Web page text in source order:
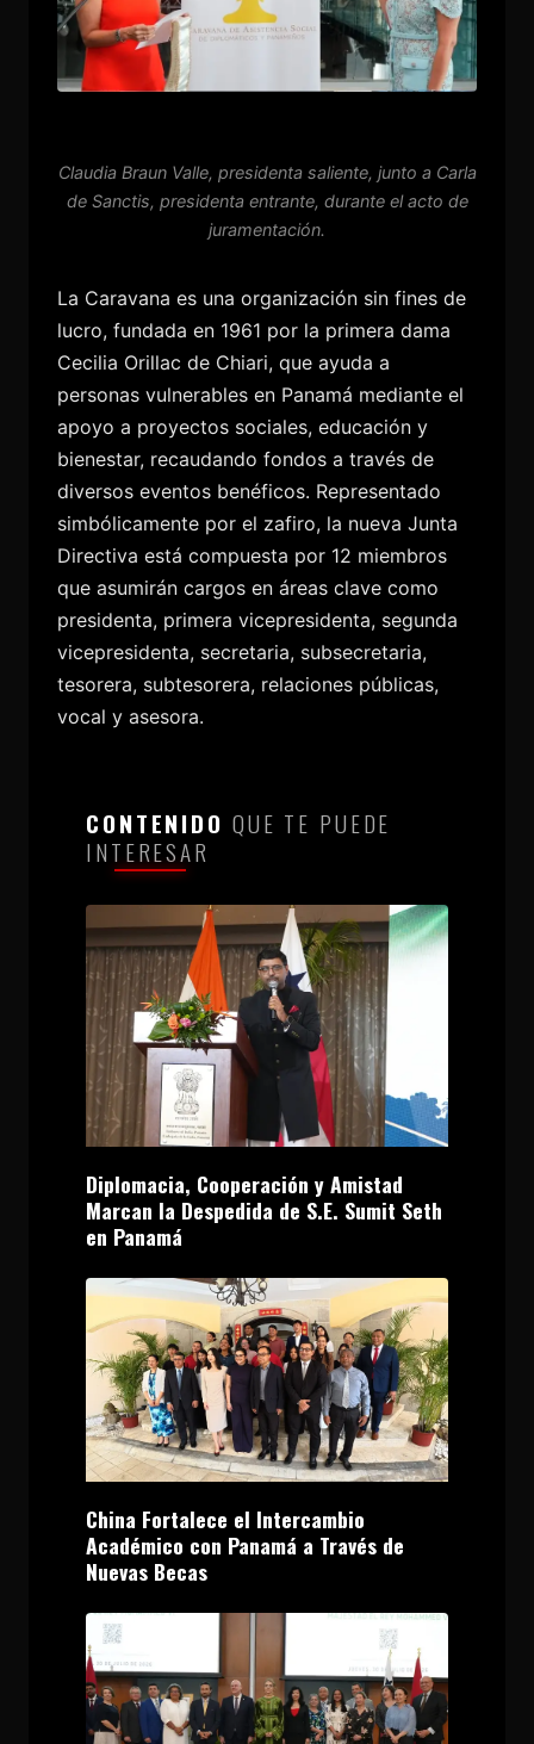
Claudia Braun Valle, presidenta saliente, junto a Carla
de Sanctis, presidenta entrante, durante el acto de
juramentación.
La Caravana es una organización sin fines de
lucro, fundada en 1961 por la primera dama
Cecilia Orillac de Chiari, que ayuda a
personas vulnerables en Panamá mediante el
apoyo a proyectos sociales, educación y
bienestar, recaudando fondos a través de
diversos eventos benéficos. Representado
simbólicamente por el zafiro, la nueva Junta
Directiva está compuesta por 12 miembros
que asumirán cargos en áreas clave como
presidenta, primera vicepresidenta, segunda
vicepresidenta, secretaria, subsecretaria,
tesorera, subtesorera, relaciones públicas,
vocal y asesora.
CONTENIDO QUE TE PUEDE
INTERESAR
Diplomacia, Cooperación y Amistad
Marcan la Despedida de S.E. Sumit Seth
en Panamá
China Fortalece el Intercambio
Académico con Panamá a Través de
Nuevas Becas